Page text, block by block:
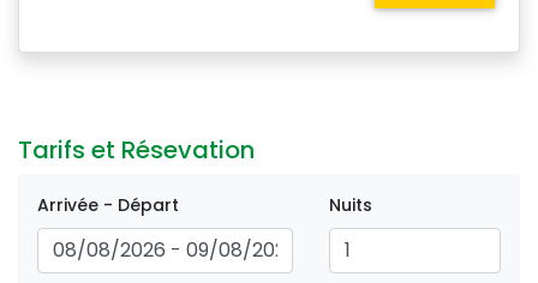
Tarifs et Résevation
Arrivée - Départ Nuits